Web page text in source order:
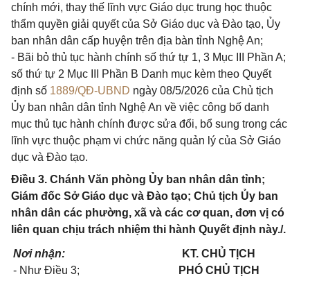
chính mới, thay thế lĩnh vực Giáo dục trung học thuộc
thẩm quyền giải quyết của Sở Giáo dục và Đào tạo, Ủy
ban nhân dân cấp huyện trên địa bàn tỉnh Nghệ An;
- Bãi bỏ thủ tục hành chính số thứ tự 1, 3 Mục III Phần A;
số thứ tự 2 Mục III Phần B Danh mục kèm theo Quyết
định số 1889/QĐ-UBND ngày 08/5/2026 của Chủ tịch
Ủy ban nhân dân tỉnh Nghệ An về việc công bố danh
mục thủ tục hành chính được sửa đổi, bổ sung trong các
lĩnh vực thuộc phạm vi chức năng quản lý của Sở Giáo
dục và Đào tạo.
Điều 3. Chánh Văn phòng Ủy ban nhân dân tỉnh;
Giám đốc Sở Giáo dục và Đào tạo; Chủ tịch Ủy ban
nhân dân các phường, xã và các cơ quan, đơn vị có
liên quan chịu trách nhiệm thi hành Quyết định này./.
Nơi nhận:
- Như Điều 3;
KT. CHỦ TỊCH
PHÓ CHỦ TỊCH